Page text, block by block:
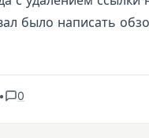
было написать
• 0